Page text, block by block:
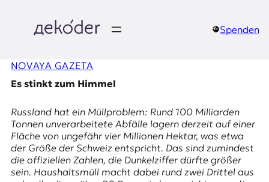
springen
e
k
o
d
e
Spenden
NOVAYA GAZETA
Es stinkt zum Himmel
Russland hat ein Müllproblem: Rund 100 Milliarden
Tonnen unverarbeitete Abfälle lagern derzeit auf einer
Fläche von ungefähr vier Millionen Hektar, was etwa
der Größe der Schweiz entspricht. Das sind zumindest
die offiziellen Zahlen, die Dunkelziffer dürfte größer
sein. Haushaltsmüll macht dabei rund zwei Drittel aus